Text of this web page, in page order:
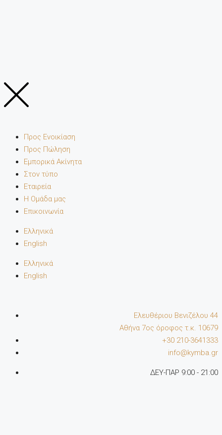
Προς Ενοικίαση
Προς Πώληση
Εμπορικά Ακίνητα
Στον τύπο
Εταιρεία
Η Ομάδα μας
Επικοινωνία
Ελληνικά
English
Ελληνικά
English
Ελευθέριου Βενιζέλου 44
Αθήνα 7oς όροφος τ.κ. 10679
+30 210-3641333
info@kymba.gr
ΔΕΥ-ΠΑΡ 9:00 - 21:00